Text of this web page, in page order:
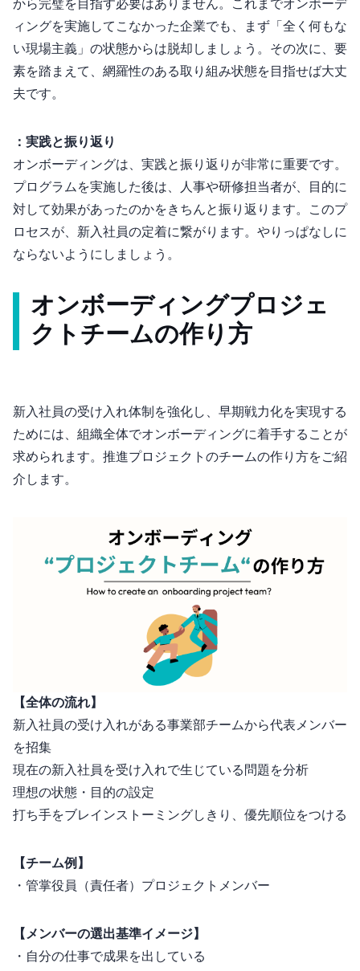
から完璧を目指す必要はありません。これまでオンボーデ
ィングを実施してこなかった企業でも、まず「全く何もな
い現場主義」の状態からは脱却しましょう。その次に、3要
素を踏まえて、網羅性のある取り組み状態を目指せば大丈
夫です。
Step 3：実践と振り返り
オンボーディングは、実践と振り返りが非常に重要です。
プログラムを実施した後は、人事や研修担当者が、目的に
対して効果があったのかをきちんと振り返ります。このプ
ロセスが、新入社員の定着に繋がります。”やりっぱなし”に
ならないようにしましょう。
オンボーディングプロジェ
クトチームの作り方
新入社員の受け入れ体制を強化し、早期戦力化を実現する
ためには、組織全体でオンボーディングに着手することが
求められます。推進プロジェクトのチームの作り方をご紹
介します。
【全体の流れ】
1. 新入社員の受け入れがある事業部/チームから代表メンバー
を招集
2. 現在の新入社員を受け入れで生じている問題を分析
3. 理想の状態・目的の設定
4. 打ち手をブレインストーミングしきり、優先順位をつける
【チーム例】
・管掌役員（責任者）+ プロジェクトメンバー
【メンバーの選出基準イメージ】
・自分の仕事で成果を出している